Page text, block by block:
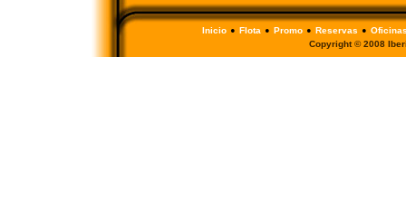
Inicio• Flota• Promo• Reservas •
Copyright © 2008